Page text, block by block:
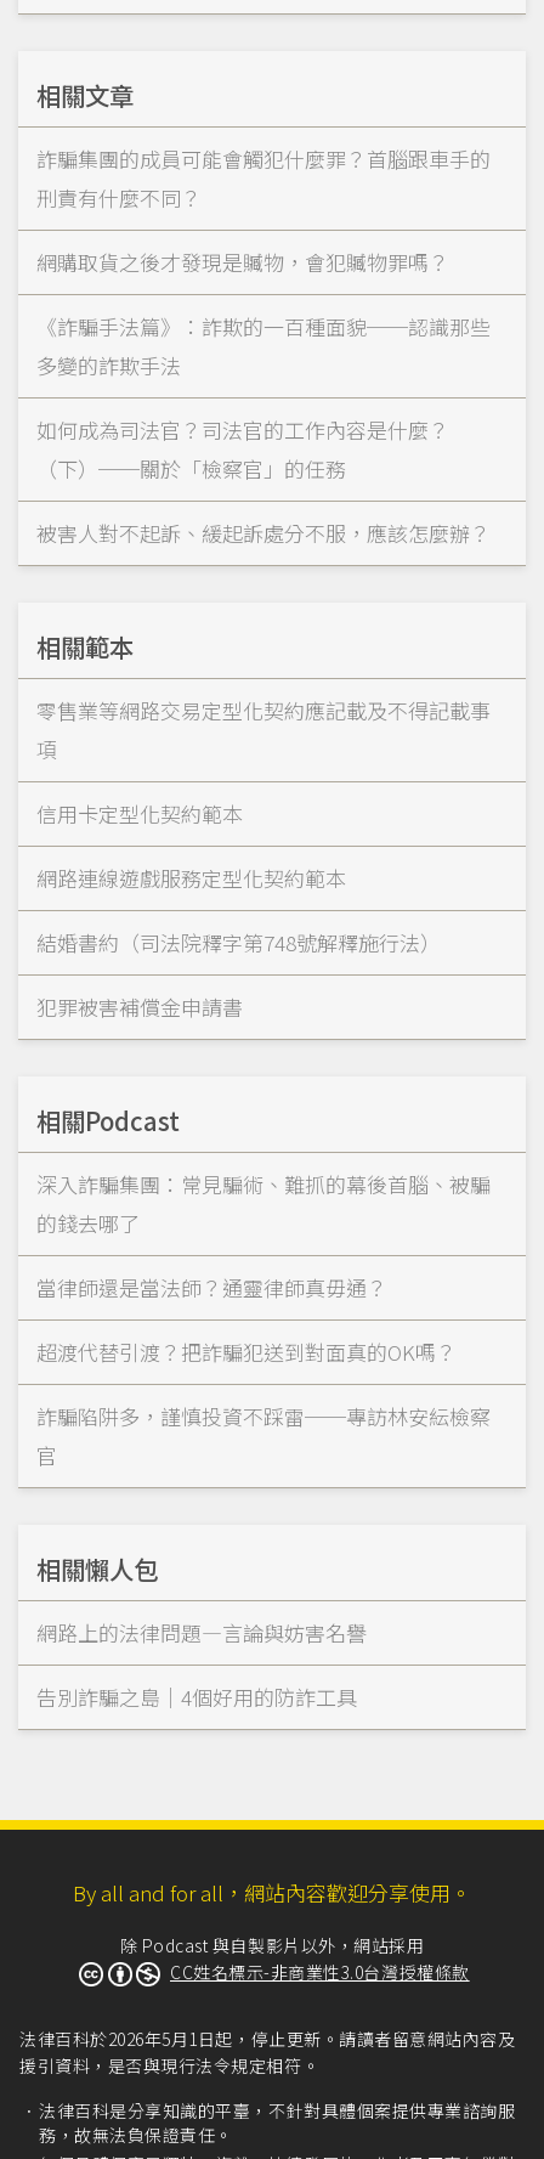
相關文章
詐騙集團的成員可能會觸犯什麼罪？首腦跟車手的
刑責有什麼不同？
網購取貨之後才發現是贓物，會犯贓物罪嗎？
《詐騙手法篇》：詐欺的一百種面貌──認識那些
多變的詐欺手法
如何成為司法官？司法官的工作內容是什麼？
（下）──關於「檢察官」的任務
被害人對不起訴、緩起訴處分不服，應該怎麼辦？
相關範本
零售業等網路交易定型化契約應記載及不得記載事
項
信用卡定型化契約範本
網路連線遊戲服務定型化契約範本
結婚書約（司法院釋字第748號解釋施行法）
犯罪被害補償金申請書
相關Podcast
深入詐騙集團：常見騙術、難抓的幕後首腦、被騙
的錢去哪了
當律師還是當法師？通靈律師真毋通？
超渡代替引渡？把詐騙犯送到對面真的OK嗎？
詐騙陷阱多，謹慎投資不踩雷──專訪林安紜檢察
官
相關懶人包
網路上的法律問題—言論與妨害名譽
告別詐騙之島｜4個好用的防詐工具
By all and for all，網站內容歡迎分享使用。
除 Podcast 與自製影片以外，網站採用
CC姓名標示-非商業性3.0台灣授權條款
法律百科於2026年5月1日起，停止更新。請讀者留意網站內容及
援引資料，是否與現行法令規定相符。
法律百科是分享知識的平臺，不針對具體個案提供專業諮詢服
務，故無法負保證責任。